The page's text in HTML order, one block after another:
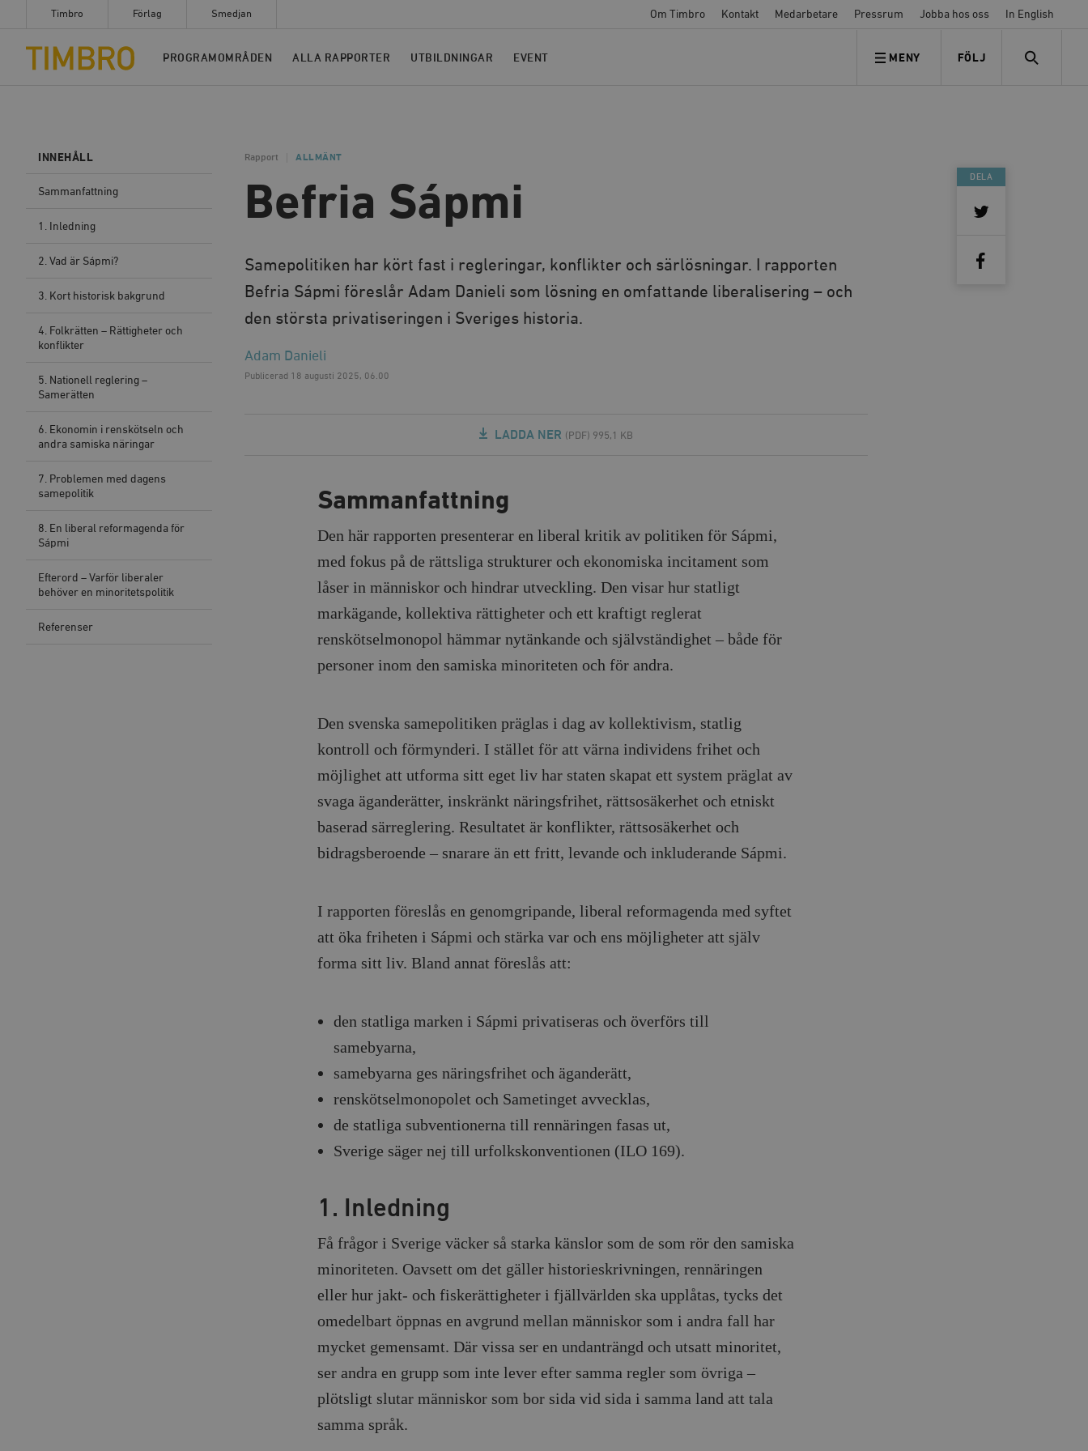
Timbro Förlag Smedjan Om Timbro Kontakt Medarbetare Pressrum Jobba hos oss In English
Timbro PROGRAMOMRÅDEN ALLA RAPPORTER UTBILDNINGAR EVENT MENY FÖLJ
FÖLJ OSS SEARCH
Rapport ALLMÄNT
Befria Sápmi
Samepolitiken har kört fast i regleringar, konflikter och särlösningar. I rapporten
Befria Sápmi föreslår Adam Danieli som lösning en omfattande liberalisering – och
den största privatiseringen i Sveriges historia.
Adam Danieli
Publicerad 18 augusti 2025, 06.00
LADDA NER (PDF) 995,1 KB
Sammanfattning
Den här rapporten presenterar en liberal kritik av politiken för Sápmi,
med fokus på de rättsliga strukturer och ekonomiska incitament som
låser in människor och hindrar utveckling. Den visar hur statligt
markägande, kollektiva rättigheter och ett kraftigt reglerat
renskötselmonopol hämmar nytänkande och självständighet – både för
personer inom den samiska minoriteten och för andra.
Den svenska samepolitiken präglas i dag av kollektivism, statlig
kontroll och förmynderi. I stället för att värna individens frihet och
möjlighet att utforma sitt eget liv har staten skapat ett system präglat av
svaga äganderätter, inskränkt näringsfrihet, rättsosäkerhet och etniskt
baserad särreglering. Resultatet är konflikter, rättsosäkerhet och
bidragsberoende – snarare än ett fritt, levande och inkluderande Sápmi.
I rapporten föreslås en genomgripande, liberal reformagenda med syftet
att öka friheten i Sápmi och stärka var och ens möjligheter att själv
forma sitt liv. Bland annat föreslås att:
den statliga marken i Sápmi privatiseras och överförs till
samebyarna,
samebyarna ges näringsfrihet och äganderätt,
renskötselmonopolet och Sametinget avvecklas,
de statliga subventionerna till rennäringen fasas ut,
Sverige säger nej till urfolkskonventionen (ILO 169).
1. Inledning
Få frågor i Sverige väcker så starka känslor som de som rör den samiska
minoriteten. Oavsett om det gäller historieskrivningen, rennäringen
eller hur jakt- och fiskerättigheter i fjällvärlden ska upplåtas, tycks det
omedelbart öppnas en avgrund mellan människor som i andra fall har
mycket gemensamt. Där vissa ser en undanträngd och utsatt minoritet,
ser andra en grupp som inte lever efter samma regler som övriga –
plötsligt slutar människor som bor sida vid sida i samma land att tala
samma språk.
INNEHÅLL
Sammanfattning
1. Inledning
2. Vad är Sápmi?
3. Kort historisk bakgrund
4. Folkrätten – Rättigheter och
konflikter
5. Nationell reglering –
Samerätten
6. Ekonomin i renskötseln och
andra samiska näringar
7. Problemen med dagens
samepolitik
8. En liberal reformagenda för
Sápmi
Efterord – Varför liberaler
behöver en minoritetspolitik
Referenser
DELA